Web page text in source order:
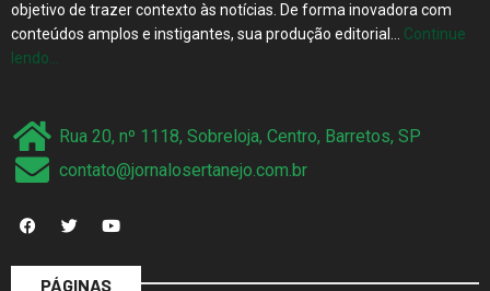
objetivo de trazer contexto às notícias. De forma inovadora com
conteúdos amplos e instigantes, sua produção editorial… Continue
lendo…
Rua 20, nº 1118, Sobreloja, Centro, Barretos, SP
contato@jornalosertanejo.com.br
PÁGINAS